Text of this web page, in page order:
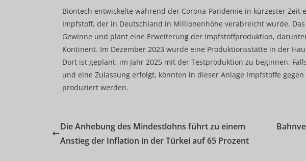
Biontech entwickelte während der Corona-Pandemie in kürzester Zeit
Impfstoff, der in Deutschland in Millionenhöhe verabreicht wurde.
Gewinne und plant eine Erweiterung der Impfstoffproduktion,
Kontinent. Im Dezember 2023 wurde eine Produktionsstätte in der
Dort ist geplant, im Jahr 2025 mit der Testproduktion zu beginnen.
und eine Zulassung erfolgt, könnten in dieser Anlage Impfstoffe
produziert werden.
Die Anhebung des Mindestlohns führt zu einem
Anstieg der Inflation in der Türkei auf 65 Prozent